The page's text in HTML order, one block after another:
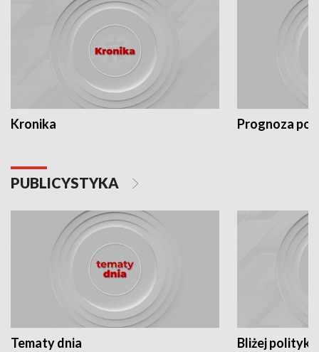
Kronika Prognoza
PUBLICYSTYKA
Tematy dnia Bliżej polityki